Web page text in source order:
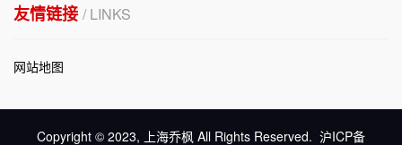
友情链接 / LINKS
网站地图
Copyright © 2023, 上海乔枫 All Rights Reserved. 沪ICP备